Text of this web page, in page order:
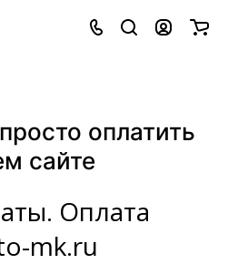
оплатить
сайте
Оплата
mk.ru